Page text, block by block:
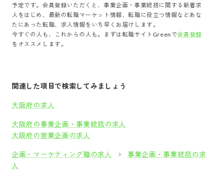
予定です。会員登録いただくと、 事業企画・事業統括に関する新着求
人をはじめ、最新の転職マーケット情報、転職に役立つ情報などあな
たにあった転職、求人情報をいち早くお届けします。
今すぐの人も、これからの人も。まずは転職サイトGreenで会員登録
をオススメします。
関連した項目で検索してみましょう
大阪府の求人
大阪府の事業企画・事業統括の求人
大阪府の営業企画の求人
企画・マーケティング職の求人
事業企画・事業統括の求
人